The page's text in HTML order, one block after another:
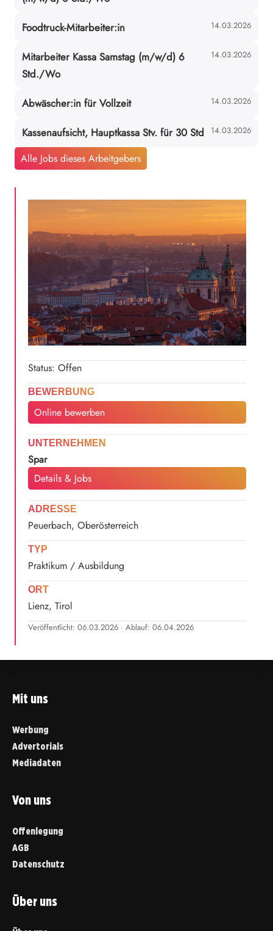
Foodtruck-Mitarbeiter:in 14.03.2026
Mitarbeiter Kassa Samstag (m/w/d) 6
Std./Wo
14.03.2026
Abwäscher:in für Vollzeit 14.03.2026
Kassenaufsicht, Hauptkassa Stv. für 30 Std 14.03.2026
Alle Jobs dieses Arbeitgebers
Status: Offen
BEWERBUNG
Online bewerben
UNTERNEHMEN
Spar
Details & Jobs
ADRESSE
Peuerbach, Oberösterreich
TYP
Praktikum / Ausbildung
ORT
Lienz, Tirol
Veröffentlicht: 06.03.2026 · Ablauf: 06.04.2026
Mit uns
Werbung
Advertorials
Mediadaten
Von uns
Offenlegung
AGB
Datenschutz
Über uns